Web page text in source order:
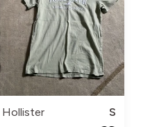
Hollister
S